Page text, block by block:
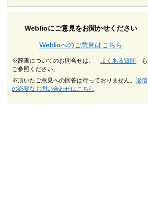
Weblioにご意見をお聞かせください
Weblioへのご意見はこちら
※辞書についてのお問合せは、「 よくある質問 」も
ご参照ください。
※頂いたご意見への回答は行っておりません。 返信
の必要なお問い合わせはこちら